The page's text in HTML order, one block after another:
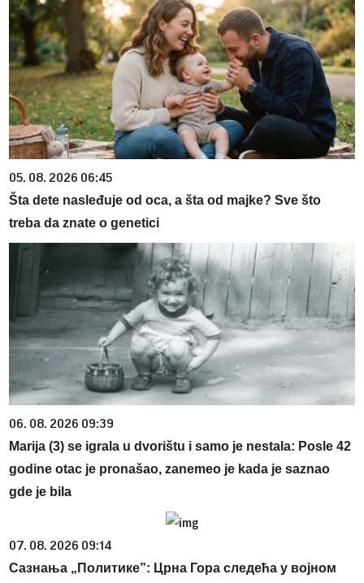
05. 08. 2026 06:45
Šta dete nasleđuje od oca, a šta od majke? Sve što
treba da znate o genetici
06. 08. 2026 09:39
Marija (3) se igrala u dvorištu i samo je nestala: Posle 42
godine otac je pronašao, zanemeo je kada je saznao
gde je bila
07. 08. 2026 09:14
Сазнања „Политике”: Црна Гора следећа у војном